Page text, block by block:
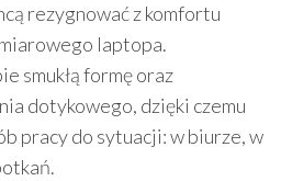
rezygnować z komfortu
laptopa.
smukłą formę oraz
dotykowego, dzięki czemu
pracy do sytuacji: w biurze, w